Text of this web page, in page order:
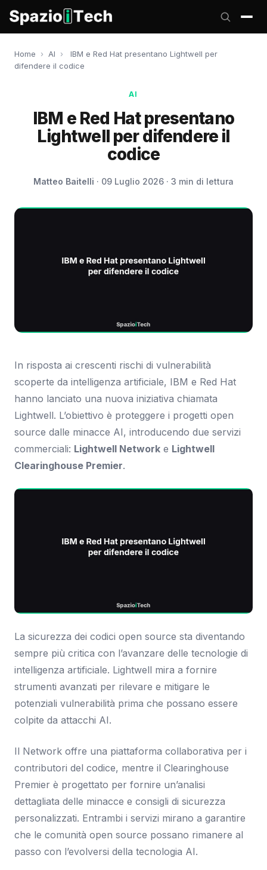
Home › AI ›
IBM e Red Hat presentano Lightwell per
difendere il codice
AI
IBM e Red Hat presentano
Lightwell per difendere il
codice
Matteo Baitelli · 09 Luglio 2026 · 3 min di lettura
In risposta ai crescenti rischi di vulnerabilità
scoperte da intelligenza artificiale, IBM e Red Hat
hanno lanciato una nuova iniziativa chiamata
Lightwell. L’obiettivo è proteggere i progetti open
source dalle minacce AI, introducendo due servizi
commerciali: Lightwell Network e Lightwell
Clearinghouse Premier.
La sicurezza dei codici open source sta diventando
sempre più critica con l’avanzare delle tecnologie di
intelligenza artificiale. Lightwell mira a fornire
strumenti avanzati per rilevare e mitigare le
potenziali vulnerabilità prima che possano essere
colpite da attacchi AI.
Il Network offre una piattaforma collaborativa per i
contributori del codice, mentre il Clearinghouse
Premier è progettato per fornire un’analisi
dettagliata delle minacce e consigli di sicurezza
personalizzati. Entrambi i servizi mirano a garantire
che le comunità open source possano rimanere al
passo con l’evolversi della tecnologia AI.